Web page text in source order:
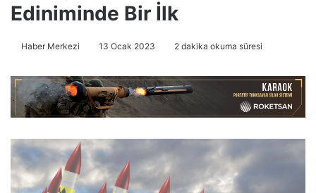
Ediniminde Bir İlk
Haber Merkezi 13 Ocak 2023 2 dakika okuma süresi